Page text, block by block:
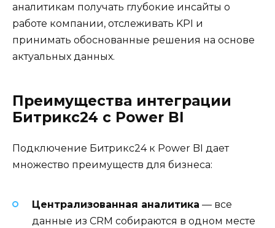
аналитикам получать глубокие инсайты о
работе компании, отслеживать KPI и
принимать обоснованные решения на основе
актуальных данных.
Преимущества интеграции
Битрикс24 с Power BI
Подключение Битрикс24 к Power BI дает
множество преимуществ для бизнеса:
Централизованная аналитика — все
данные из CRM собираются в одном месте